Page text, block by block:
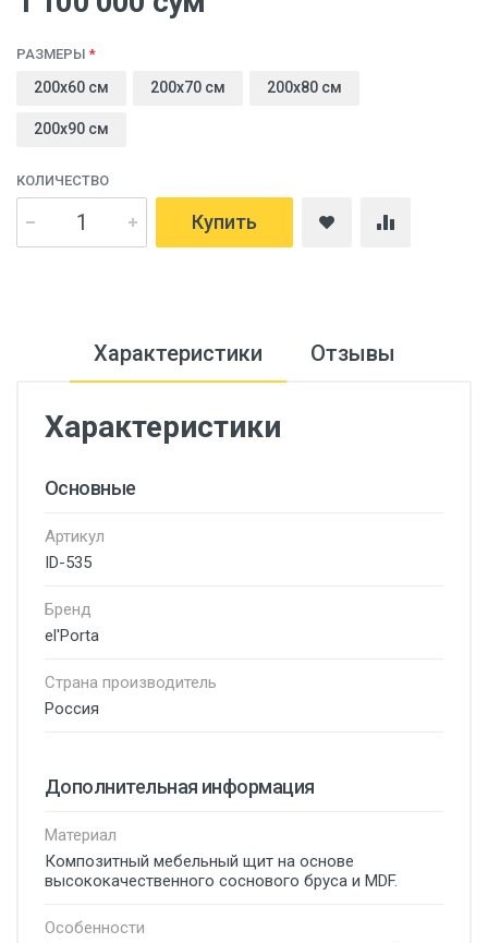
РАЗМЕРЫ
200x60 cм 200x70 cм 200x80 cм
200x90 cм
КОЛИЧЕСТВО
Купить
Характеристики Отзывы
Характеристики
Основные
Артикул
ID-535
Бренд
el'Porta
Страна производитель
Россия
Дополнительная информация
Материал
Композитный мебельный щит на основе
высококачественного соснового бруса и MDF.
Особенности